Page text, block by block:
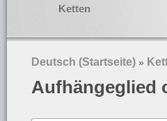
Ketten
Deutsch (Startseite) »
Aufhängeglied